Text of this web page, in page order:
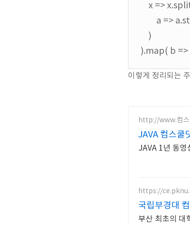
x =>
a =>
)
).map( b
이렇게 정리되는
http://www.컴
JAVA 컴스쿨
JAVA 1년 동영
https://
국립부경대
부산 최초의 대